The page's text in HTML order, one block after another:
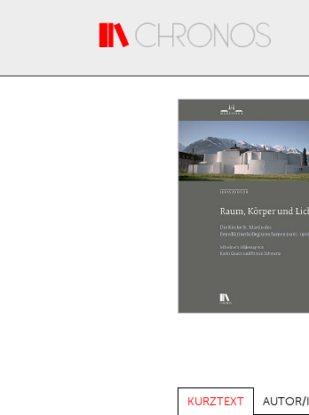
KURZTEXT AUTOR/